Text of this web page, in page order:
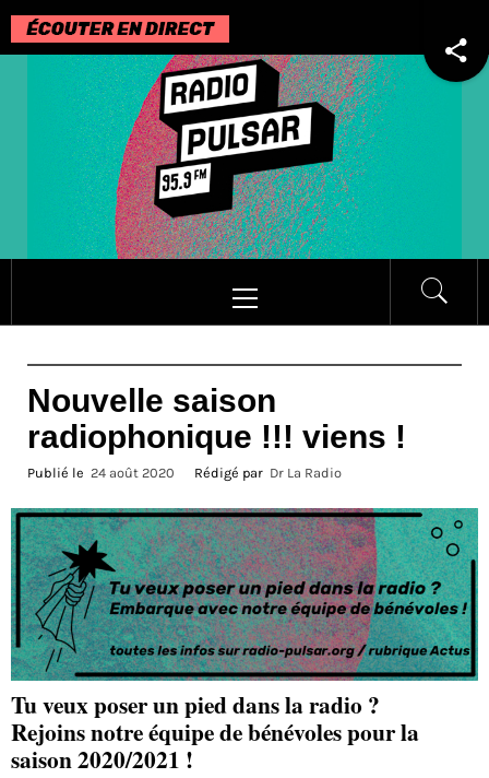
Passer
au
contenu
principal
Nouvelle saison
radiophonique !!! viens !
Publié le 24 août 2020 Rédigé par Dr La Radio
Tu veux poser un pied dans la radio ?
Rejoinsnotre équipe de bénévoles pour la
saison 2020/2021 !